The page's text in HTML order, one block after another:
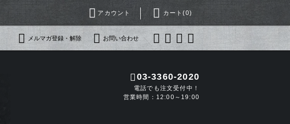
アカウント カート(0)
メルマガ登録・解除 お問い合わせ
03-3360-2020
電話でも注文受付中！
営業時間：12:00～19:00